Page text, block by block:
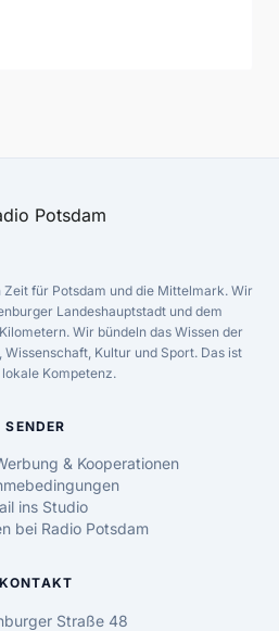
für Potsdam und die Mittelmark. Wir
Landeshauptstadt und dem
Wir bündeln das Wissen der
Kultur und Sport. Das ist
Kompetenz.
SENDER
& Kooperationen
ins Studio
bei Radio Potsdam
KONTAKT
Straße 48